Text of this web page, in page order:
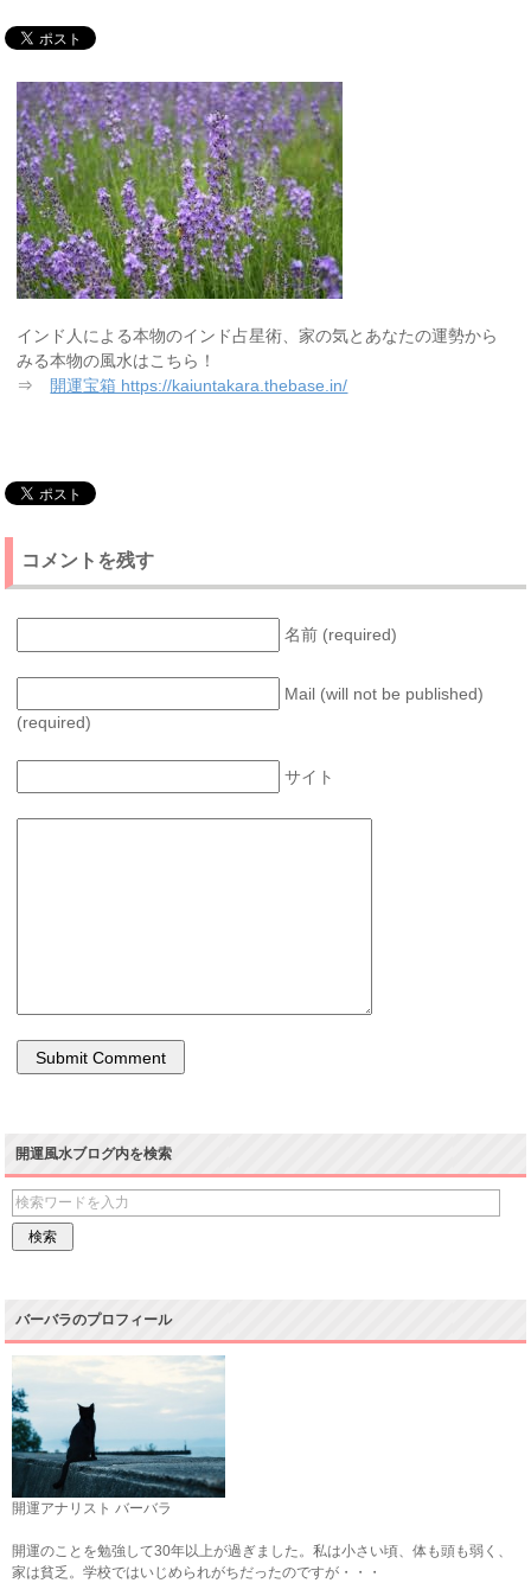
インド人による本物のインド占星術、家の気とあなたの運勢から
みる本物の風水はこちら！
⇒ 開運宝箱 https://kaiuntakara.thebase.in/
コメントを残す
名前 (required)
Mail (will not be published)
(required)
サイト
開運風水ブログ内を検索
バーバラのプロフィール
開運アナリスト バーバラ
開運のことを勉強して30年以上が過ぎました。私は小さい頃、体も頭も弱く、
家は貧乏。学校ではいじめられがちだったのですが・・・